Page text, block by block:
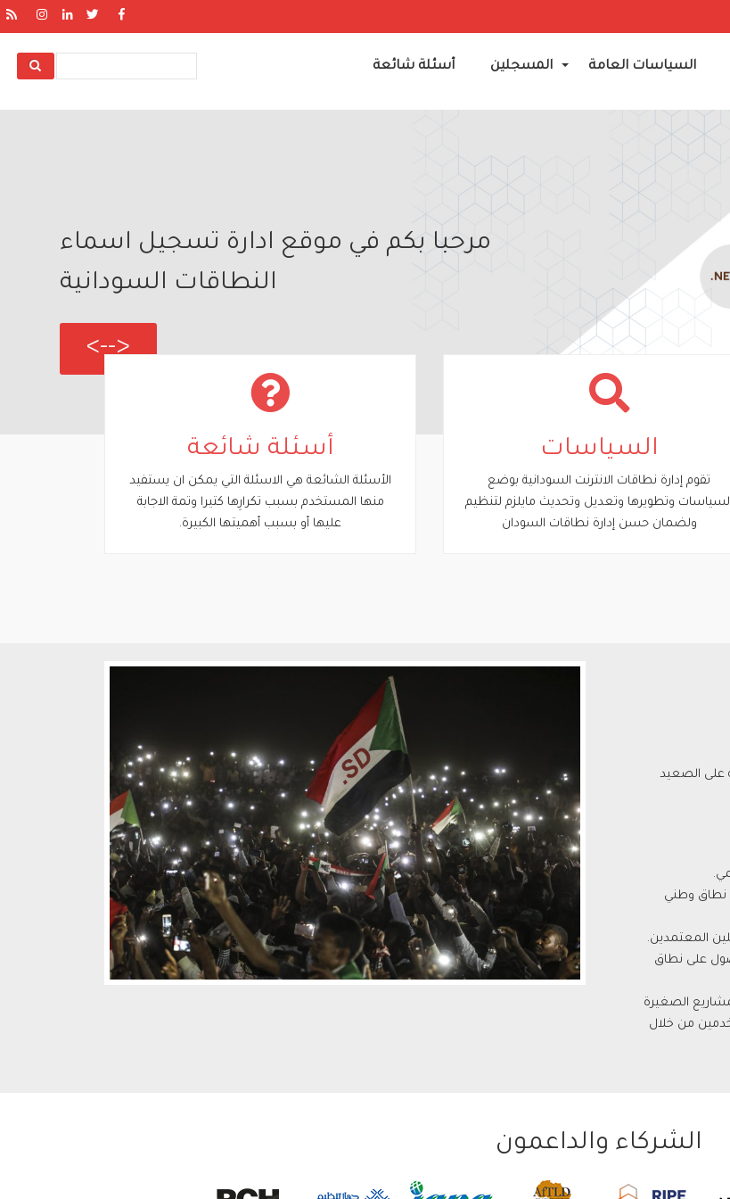
Search السياسات العامة المسجلين أسئلة شائعة
مرحبا بكم في موقع ادارة تسجيل اسماء
النطاقات السودانية
<-->
السياسات
تقوم إدارة نطاقات الانترنت السودانية بوضع
وتطويرها وتعديل وتحديث مايلزم لتنظيم
ولضمان حسن إدارة نطاقات السودان
أسئلة شائعة
الأسئلة الشائعة هي الاسئلة التي يمكن ان يستفيد
منها المستخدم بسبب تكرارِها كتيرا وتمة الاجابة
عليها أو بسبب أهميتها الكبيرة.
على الصعيد
نطاق وطني
المعتمدين.
على نطاق
الصغيرة
من خلال
الشركاء والداعمون